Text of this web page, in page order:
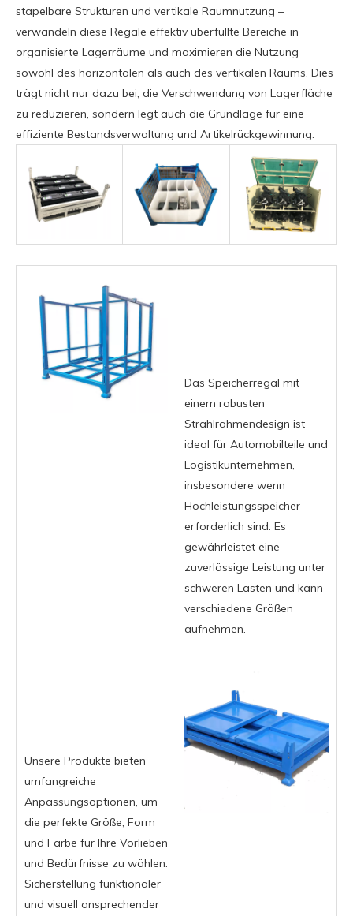
stapelbare Strukturen und vertikale Raumnutzung –
verwandeln diese Regale effektiv überfüllte Bereiche in
organisierte Lagerräume und maximieren die Nutzung
sowohl des horizontalen als auch des vertikalen Raums. Dies
trägt nicht nur dazu bei, die Verschwendung von Lagerfläche
zu reduzieren, sondern legt auch die Grundlage für eine
effiziente Bestandsverwaltung und Artikelrückgewinnung.
Das Speicherregal mit
einem robusten
Strahlrahmendesign ist
ideal für Automobilteile und
Logistikunternehmen,
insbesondere wenn
Hochleistungsspeicher
erforderlich sind. Es
gewährleistet eine
zuverlässige Leistung unter
schweren Lasten und kann
verschiedene Größen
aufnehmen.
Unsere Produkte bieten
umfangreiche
Anpassungsoptionen, um
die perfekte Größe, Form
und Farbe für Ihre Vorlieben
und Bedürfnisse zu wählen.
Sicherstellung funktionaler
und visuell ansprechender